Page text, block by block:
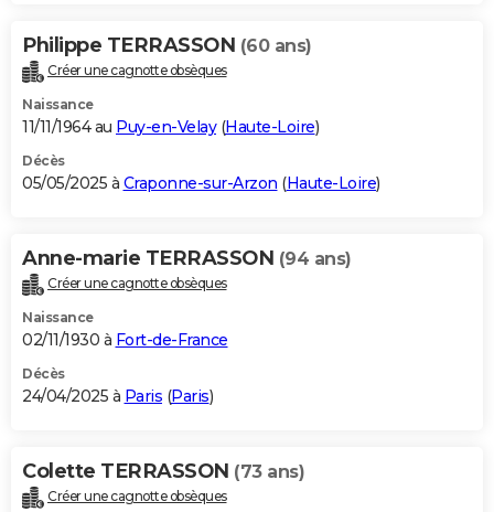
Philippe TERRASSON (60 ans)
Créer une cagnotte obsèques
Naissance
11/11/1964 au Puy-en-Velay(Haute-Loire)
Décès
05/05/2025 à Craponne-sur-Arzon (Haute-Loire)
Anne-marie TERRASSON (94 ans)
Créer une cagnotte obsèques
Naissance
02/11/1930 à Fort-de-France
Décès
24/04/2025 à Paris (Paris)
Colette TERRASSON (73 ans)
Créer une cagnotte obsèques